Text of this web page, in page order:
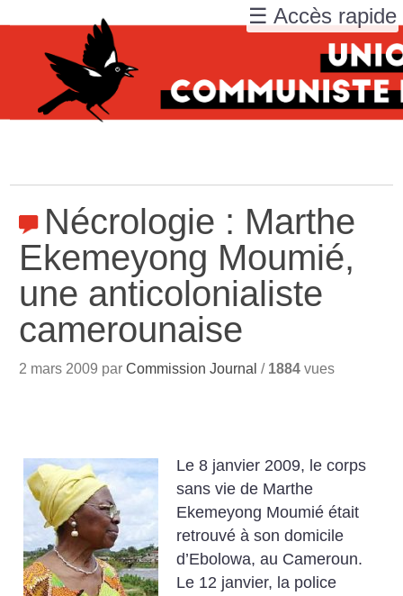
Nécrologie : Marthe
Ekemeyong Moumié,
une anticolonialiste
camerounaise
2 mars 2009 parCommission Journal / 1884 vues
Le 8 janvier 2009, le corps
sans vie de Marthe
Ekemeyong Moumié était
retrouvé à son domicile
d’Ebolowa, au Cameroun.
Le 12 janvier, la police
☰ Accès rapide